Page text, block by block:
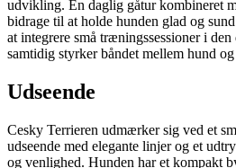
udvikling. En daglig gåtur kombineret
bidrage til at holde hunden glad og
at integrere små træningssessioner i
samtidig styrker båndet mellem hund og
Udseende
Cesky Terrieren udmærker sig ved et
udseende med elegante linjer og et
og venlighed. Hunden har et kompakt